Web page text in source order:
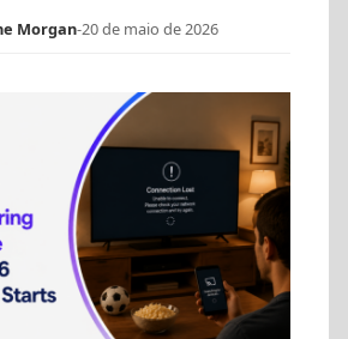
Morgan-20 de maio de 2026